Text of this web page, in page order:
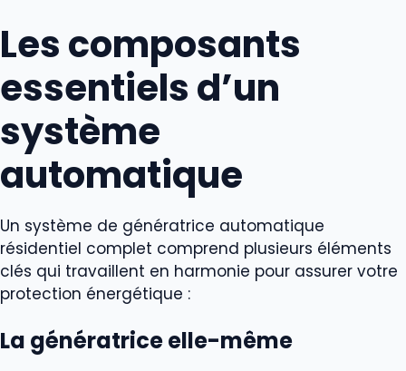
Les composants
essentiels d’un
système
automatique
Un système de génératrice automatique
résidentiel complet comprend plusieurs éléments
clés qui travaillent en harmonie pour assurer votre
protection énergétique :
La génératrice elle-même